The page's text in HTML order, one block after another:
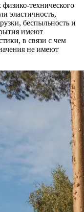
технического
эластичность,
беспыльность и
имеют
в связи с чем
не имеют